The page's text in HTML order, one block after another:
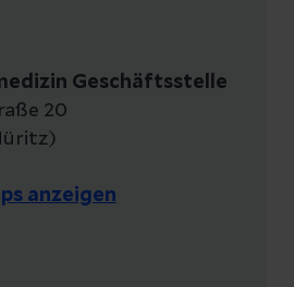
Geschäftsstelle
20
anzeigen